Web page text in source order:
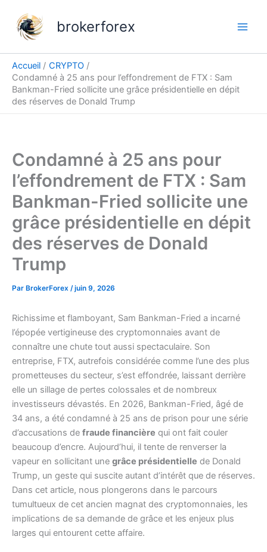
contenu
brokerforex
Accueil
CRYPTO
Condamné à 25 ans pour l’effondrement de FTX : Sam
Bankman-Fried sollicite une grâce présidentielle en dépit
des réserves de Donald Trump
Condamné à 25 ans pour
l’effondrement de FTX : Sam
Bankman-Fried sollicite une
grâce présidentielle en dépit
des réserves de Donald
Trump
Par BrokerForex /juin 9, 2026
Richissime et flamboyant, Sam Bankman-Fried a incarné
l’épopée vertigineuse des cryptomonnaies avant de
connaître une chute tout aussi spectaculaire. Son
entreprise, FTX, autrefois considérée comme l’une des plus
prometteuses du secteur, s’est effondrée, laissant derrière
elle un sillage de pertes colossales et de nombreux
investisseurs dévastés. En 2026, Bankman-Fried, âgé de
34 ans, a été condamné à 25 ans de prison pour une série
d’accusations de fraude financière qui ont fait couler
beaucoup d’encre. Aujourd’hui, il tente de renverser la
vapeur en sollicitant une grâce présidentielle de Donald
Trump, un geste qui suscite autant d’intérêt que de réserves.
Dans cet article, nous plongerons dans le parcours
tumultueux de cet ancien magnat des cryptomonnaies, les
implications de sa demande de grâce et les enjeux plus
larges qui entourent cette affaire.